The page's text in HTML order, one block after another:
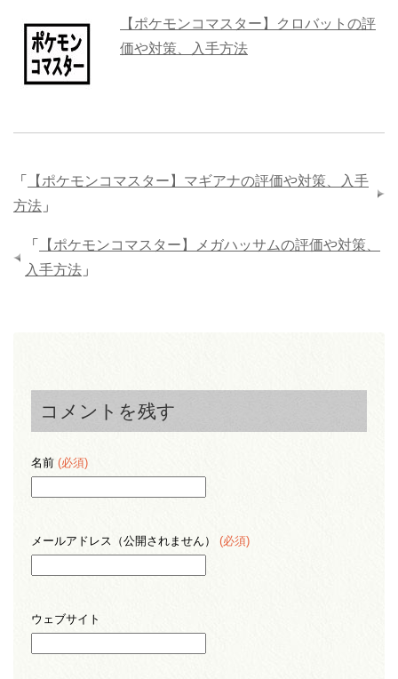
【ポケモンコマスター】クロバットの評
価や対策、入手方法
「
【ポケモンコマスター】マギアナの評価や対策、入手
方法 」
「
【ポケモンコマスター】メガハッサムの評価や対策、
入手方法 」
コメントを残す
名前 (必須)
メールアドレス（公開されません） (必須)
ウェブサイト